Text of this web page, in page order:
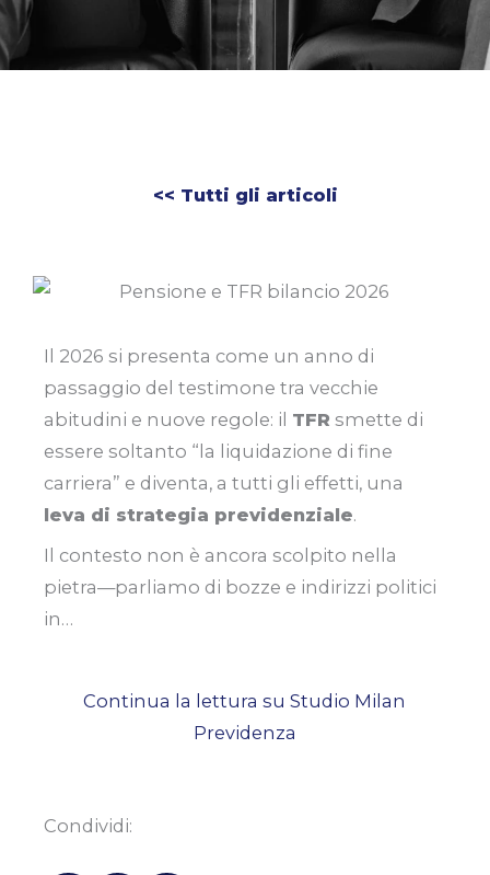
<< Tutti gli articoli
Il 2026 si presenta come un anno di
passaggio del testimone tra vecchie
abitudini e nuove regole: il TFR smette di
essere soltanto “la liquidazione di fine
carriera” e diventa, a tutti gli effetti, una
leva di strategia previdenziale.
Il contesto non è ancora scolpito nella
pietra—parliamo di bozze e indirizzi politici
in…
Continua la lettura su Studio Milan
Previdenza
Condividi: